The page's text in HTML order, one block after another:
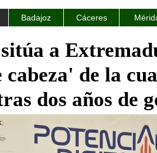
Badajoz Cáceres
a
cabeza' de la
dos años de